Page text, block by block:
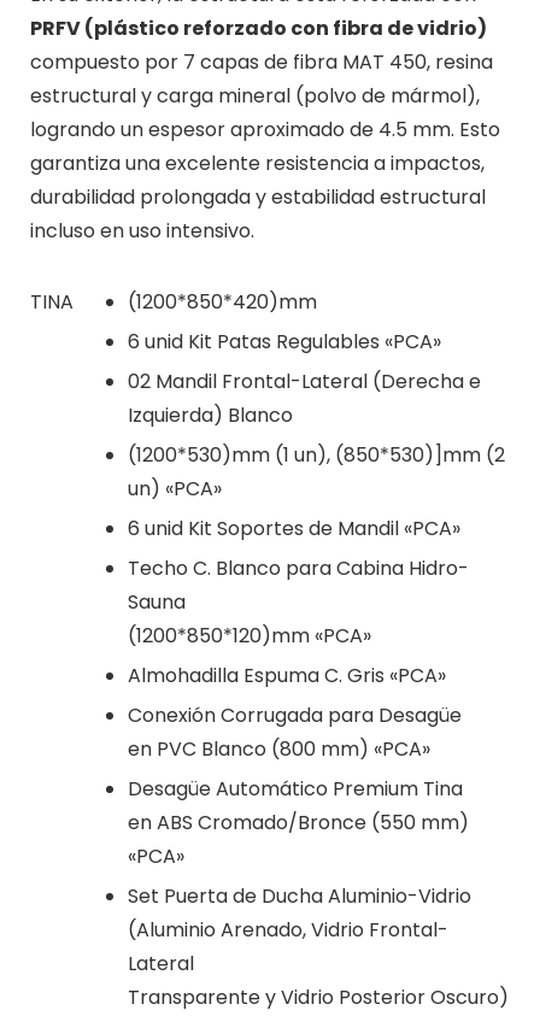
PRFV (plástico reforzado con fibra de vidrio)
compuesto por 7 capas de fibra MAT 450, resina
estructural y carga mineral (polvo de mármol),
logrando un espesor aproximado de 4.5 mm. Esto
garantiza una excelente resistencia a impactos,
durabilidad prolongada y estabilidad estructural
incluso en uso intensivo.
TINA
(1200*850*420)mm
6 unid Kit Patas Regulables «PCA»
02 Mandil Frontal-Lateral (Derecha e
Izquierda) Blanco
(1200*530)mm (1 un), (850*530)]mm (2
un) «PCA»
6 unid Kit Soportes de Mandil «PCA»
Techo C. Blanco para Cabina Hidro-
Sauna
(1200*850*120)mm «PCA»
Almohadilla Espuma C. Gris «PCA»
Conexión Corrugada para Desagüe
en PVC Blanco (800 mm) «PCA»
Desagüe Automático Premium Tina
en ABS Cromado/Bronce (550 mm)
«PCA»
Set Puerta de Ducha Aluminio-Vidrio
(Aluminio Arenado, Vidrio Frontal-
Lateral
Transparente y Vidrio Posterior Oscuro)